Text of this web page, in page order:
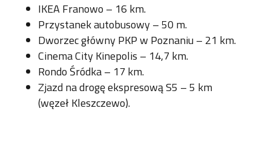
IKEA Franowo – 16 km.
Przystanek autobusowy – 50 m.
Dworzec główny PKP w Poznaniu – 21 km.
Cinema City Kinepolis – 14,7 km.
Rondo Śródka – 17 km.
Zjazd na drogę ekspresową S5 – 5 km
(węzeł Kleszczewo).